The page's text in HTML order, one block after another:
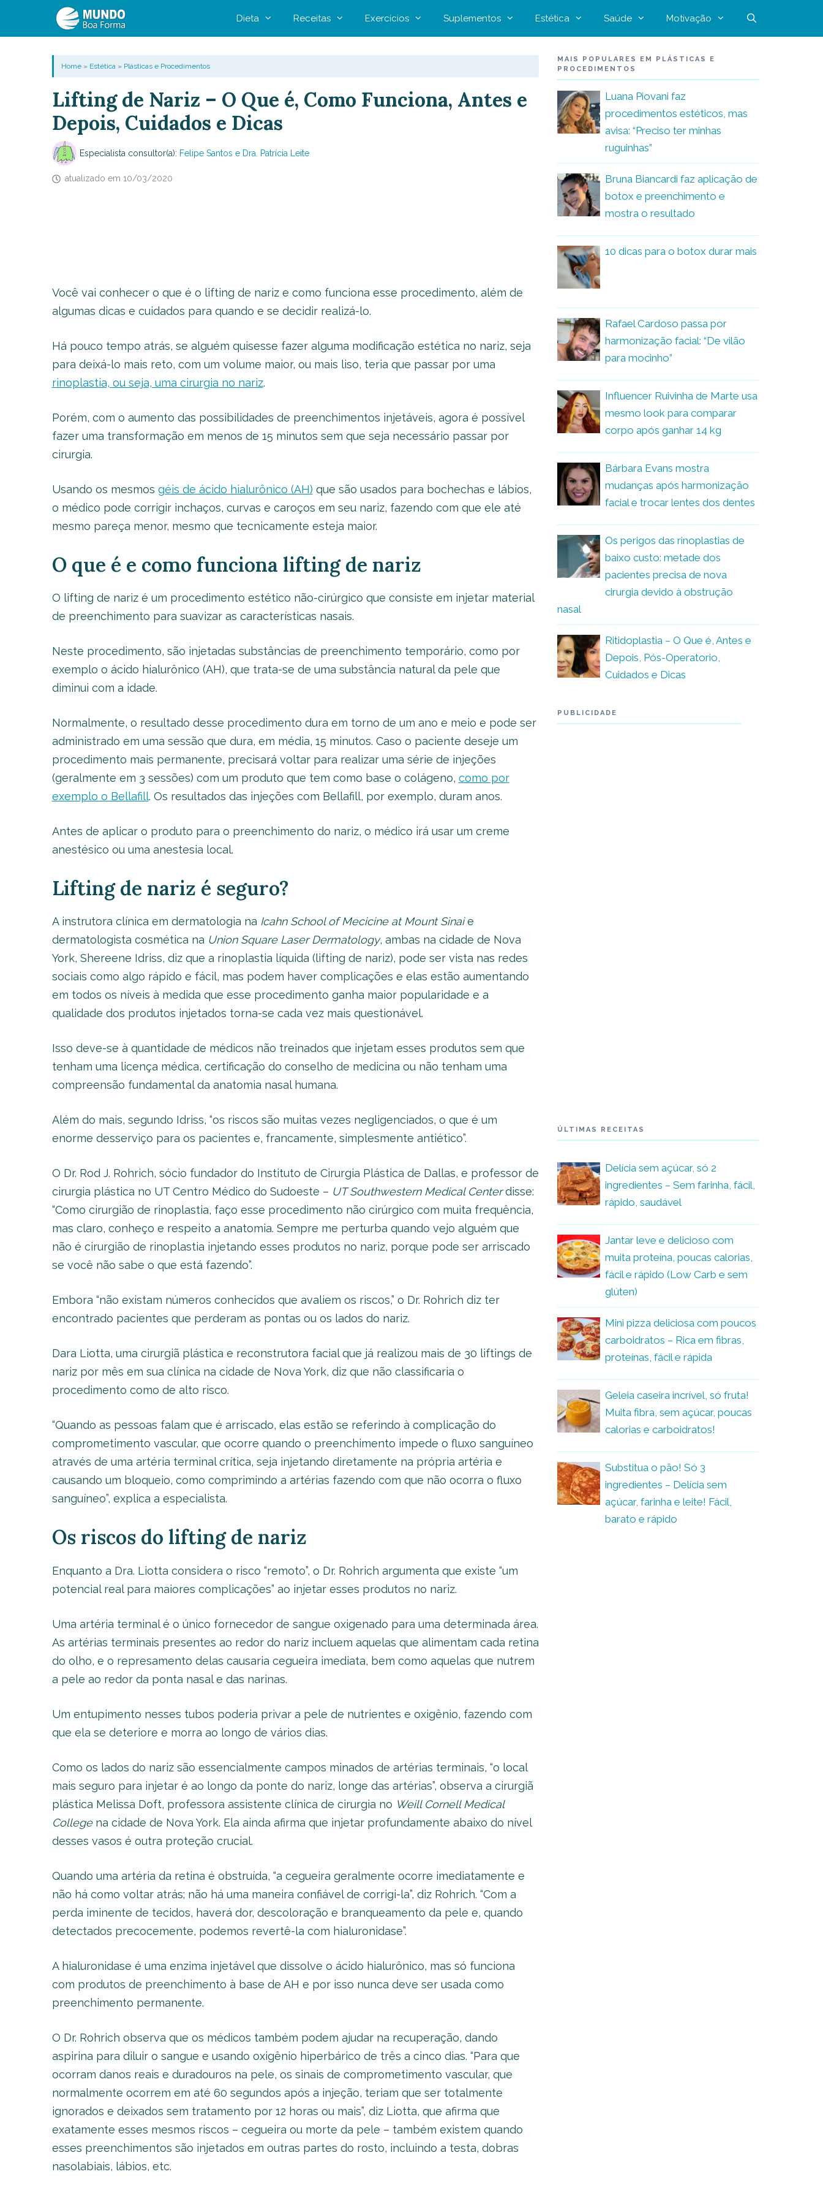
Dieta Receitas Exercícios Suplementos Estética Saúde Motivação
Home» Estética» Plásticas e Procedimentos
Lifting de Nariz – O Que é, Como Funciona, Antes e
Depois, Cuidados e Dicas
Especialista consultor(a): Felipe Santos e Dra. Patrícia Leite
atualizado em 10/03/2020
Você vai conhecer o que é o lifting de nariz e como funciona esse procedimento, além de
algumas dicas e cuidados para quando e se decidir realizá-lo.
Há pouco tempo atrás, se alguém quisesse fazer alguma modificação estética no nariz, seja
para deixá-lo mais reto, com um volume maior, ou mais liso, teria que passar por uma
rinoplastia, ou seja, uma cirurgia no nariz.
Porém, com o aumento das possibilidades de preenchimentos injetáveis, agora é possível
fazer uma transformação em menos de 15 minutos sem que seja necessário passar por
cirurgia.
Usando os mesmos géis de ácido hialurônico (AH) que são usados para bochechas e lábios,
o médico pode corrigir inchaços, curvas e caroços em seu nariz, fazendo com que ele até
mesmo pareça menor, mesmo que tecnicamente esteja maior.
O que é e como funciona lifting de nariz
O lifting de nariz é um procedimento estético não-cirúrgico que consiste em injetar material
de preenchimento para suavizar as características nasais.
Neste procedimento, são injetadas substâncias de preenchimento temporário, como por
exemplo o ácido hialurônico (AH), que trata-se de uma substância natural da pele que
diminui com a idade.
Normalmente, o resultado desse procedimento dura em torno de um ano e meio e pode ser
administrado em uma sessão que dura, em média, 15 minutos. Caso o paciente deseje um
procedimento mais permanente, precisará voltar para realizar uma série de injeções
(geralmente em 3 sessões) com um produto que tem como base o colágeno, como por
exemplo o Bellafill. Os resultados das injeções com Bellafill, por exemplo, duram anos.
Antes de aplicar o produto para o preenchimento do nariz, o médico irá usar um creme
anestésico ou uma anestesia local.
Lifting de nariz é seguro?
A instrutora clínica em dermatologia na Icahn School of Mecicine at Mount Sinaie
dermatologista cosmética na Union Square Laser Dermatology, ambas na cidade de Nova
York, Shereene Idriss, diz que a rinoplastia líquida (lifting de nariz), pode ser vista nas redes
sociais como algo rápido e fácil, mas podem haver complicações e elas estão aumentando
em todos os níveis à medida que esse procedimento ganha maior popularidade e a
qualidade dos produtos injetados torna-se cada vez mais questionável.
Isso deve-se à quantidade de médicos não treinados que injetam esses produtos sem que
tenham uma licença médica, certificação do conselho de medicina ou não tenham uma
compreensão fundamental da anatomia nasal humana.
Além do mais, segundo Idriss, “os riscos são muitas vezes negligenciados, o que é um
enorme desserviço para os pacientes e, francamente, simplesmente antiético”.
O Dr. Rod J. Rohrich, sócio fundador do Instituto de Cirurgia Plástica de Dallas, e professor de
cirurgia plástica no UT Centro Médico do Sudoeste – UT Southwestern Medical Centerdisse:
“Como cirurgião de rinoplastia, faço esse procedimento não cirúrgico com muita frequência,
mas claro, conheço e respeito a anatomia. Sempre me perturba quando vejo alguém que
não é cirurgião de rinoplastia injetando esses produtos no nariz, porque pode ser arriscado
se você não sabe o que está fazendo”.
Embora “não existam números conhecidos que avaliem os riscos,” o Dr. Rohrich diz ter
encontrado pacientes que perderam as pontas ou os lados do nariz.
Dara Liotta, uma cirurgiã plástica e reconstrutora facial que já realizou mais de 30 liftings de
nariz por mês em sua clínica na cidade de Nova York, diz que não classificaria o
procedimento como de alto risco.
“Quando as pessoas falam que é arriscado, elas estão se referindo à complicação do
comprometimento vascular, que ocorre quando o preenchimento impede o fluxo sanguíneo
através de uma artéria terminal crítica, seja injetando diretamente na própria artéria e
causando um bloqueio, como comprimindo a artérias fazendo com que não ocorra o fluxo
sanguíneo”, explica a especialista.
Os riscos do lifting de nariz
Enquanto a Dra. Liotta considera o risco “remoto”, o Dr. Rohrich argumenta que existe “um
potencial real para maiores complicações” ao injetar esses produtos no nariz.
Uma artéria terminal é o único fornecedor de sangue oxigenado para uma determinada área.
As artérias terminais presentes ao redor do nariz incluem aquelas que alimentam cada retina
do olho, e o represamento delas causaria cegueira imediata, bem como aquelas que nutrem
a pele ao redor da ponta nasal e das narinas.
Um entupimento nesses tubos poderia privar a pele de nutrientes e oxigênio, fazendo com
que ela se deteriore e morra ao longo de vários dias.
Como os lados do nariz são essencialmente campos minados de artérias terminais, “o local
mais seguro para injetar é ao longo da ponte do nariz, longe das artérias”, observa a cirurgiã
plástica Melissa Doft, professora assistente clínica de cirurgia no Weill Cornell Medical
College na cidade de Nova York. Ela ainda afirma que injetar profundamente abaixo do nível
desses vasos é outra proteção crucial.
Quando uma artéria da retina é obstruída, “a cegueira geralmente ocorre imediatamente e
não há como voltar atrás; não há uma maneira confiável de corrigi-la”, diz Rohrich. “Com a
perda iminente de tecidos, haverá dor, descoloração e branqueamento da pele e, quando
detectados precocemente, podemos revertê-la com hialuronidase”.
A hialuronidase é uma enzima injetável que dissolve o ácido hialurônico, mas só funciona
com produtos de preenchimento à base de AH e por isso nunca deve ser usada como
preenchimento permanente.
O Dr. Rohrich observa que os médicos também podem ajudar na recuperação, dando
aspirina para diluir o sangue e usando oxigênio hiperbárico de três a cinco dias. “Para que
ocorram danos reais e duradouros na pele, os sinais de comprometimento vascular, que
normalmente ocorrem em até 60 segundos após a injeção, teriam que ser totalmente
ignorados e deixados sem tratamento por 12 horas ou mais”, diz Liotta, que afirma que
exatamente esses mesmos riscos – cegueira ou morte da pele – também existem quando
esses preenchimentos são injetados em outras partes do rosto, incluindo a testa, dobras
nasolabiais, lábios, etc.
MAIS POPULARES EM PLÁSTICAS E
PROCEDIMENTOS
Luana Piovani faz
procedimentos estéticos, mas
avisa: “Preciso ter minhas
ruguinhas”
Bruna Biancardi faz aplicação de
botox e preenchimento e
mostra o resultado
10 dicas para o botox durar mais
Rafael Cardoso passa por
harmonização facial: “De vilão
para mocinho”
Influencer Ruivinha de Marte usa
mesmo look para comparar
corpo após ganhar 14 kg
Bárbara Evans mostra
mudanças após harmonização
facial e trocar lentes dos dentes
Os perigos das rinoplastias de
baixo custo: metade dos
pacientes precisa de nova
cirurgia devido à obstrução
nasal
Ritidoplastia – O Que é, Antes e
Depois, Pós-Operatorio,
Cuidados e Dicas
PUBLICIDADE
ÚLTIMAS RECEITAS
Delícia sem açúcar, só 2
ingredientes – Sem farinha, fácil,
rápido, saudável
Jantar leve e delicioso com
muita proteína, poucas calorias,
fácil e rápido (Low Carb e sem
glúten)
Mini pizza deliciosa com poucos
carboidratos – Rica em fibras,
proteínas, fácil e rápida
Geleia caseira incrível, só fruta!
Muita fibra, sem açúcar, poucas
calorias e carboidratos!
Substitua o pão! Só 3
ingredientes – Delícia sem
açúcar, farinha e leite! Fácil,
barato e rápido